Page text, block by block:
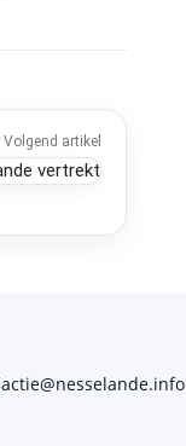
Volgend artikel
vertrekt